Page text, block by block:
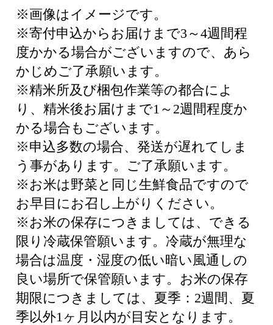
※画像はイメージです。
※寄付申込からお届けまで3～4週間程
度かかる場合がございますので、あら
かじめご了承願います。
※精米所及び梱包作業等の都合によ
り、精米後お届けまで1～2週間程度か
かる場合もございます。
※申込多数の場合、発送が遅れてしま
う事があります。ご了承願います。
※お米は野菜と同じ生鮮食品ですので
お早目にお召し上がりください。
※お米の保存につきましては、できる
限り冷蔵保管願います。冷蔵が無理な
場合は温度・湿度の低い暗い風通しの
良い場所で保管願います。お米の保存
期限につきましては、夏季：2週間、夏
季以外1ヶ月以内が目安となります。